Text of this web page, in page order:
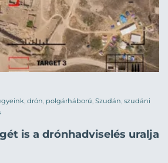
drón polgárháború Szudán szudáni
is a drónhadviselés uralja